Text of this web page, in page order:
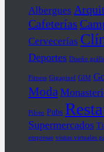
Albergues
Cafeterías
Cervecerías
Deportes Diseño
Fitness Gigapixel GIM
Moda
Piloto Pubs
Supermercados
empresas visitas virtuales